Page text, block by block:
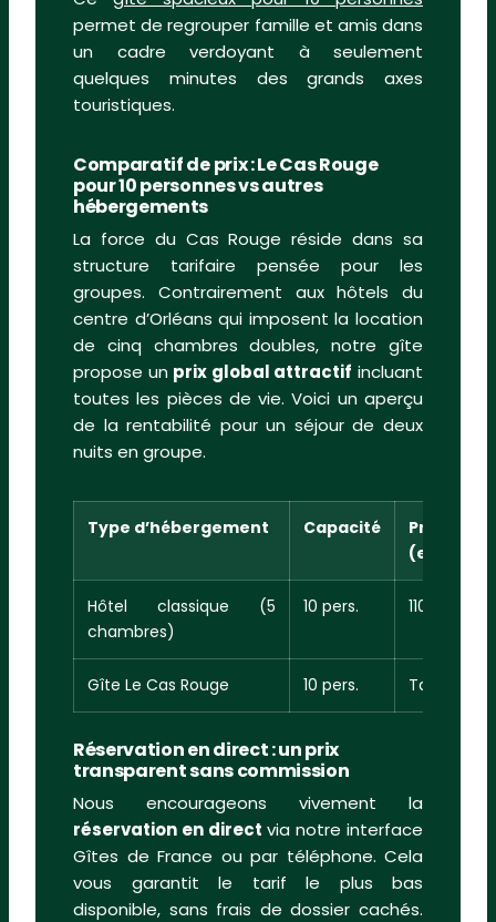
permet de regrouper famille et amis dans
un cadre verdoyant à seulement
quelques minutes des grands axes
touristiques.
Comparatif de prix : Le Cas Rouge
pour 10 personnes vs autres
hébergements
La force du Cas Rouge réside dans sa
structure tarifaire pensée pour les
groupes. Contrairement aux hôtels du
centre d’Orléans qui imposent la location
de cinq chambres doubles, notre gîte
propose un prix global attractif incluant
toutes les pièces de vie. Voici un aperçu
de la rentabilité pour un séjour de deux
nuits en groupe.
Type d’hébergement Capacité
Prix
(estimé)
Hôtel classique (5
chambres)
10 pers. 1100 €
Gîte Le Cas Rouge 10 pers. Tarif
Réservation en direct : un prix
transparent sans commission
Nous encourageons vivement la
réservation en direct via notre interface
Gîtes de France ou par téléphone. Cela
vous garantit le tarif le plus bas
disponible, sans frais de dossier cachés.